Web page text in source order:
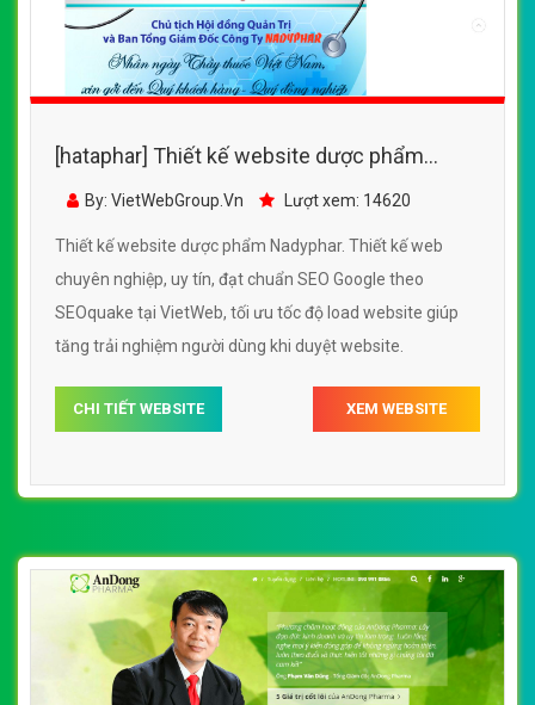
[hataphar] Thiết kế website dược phẩm
Nadyphar đẹp, chuyên nghiệp chuẩn SEO
By: VietWebGroup.Vn Lượt xem: 14620
Thiết kế website dược phẩm Nadyphar. Thiết kế web
chuyên nghiệp, uy tín, đạt chuẩn SEO Google theo
SEOquake tại VietWeb, tối ưu tốc độ load website giúp
tăng trải nghiệm người dùng khi duyệt website.
CHI TIẾT WEBSITE XEM WEBSITE